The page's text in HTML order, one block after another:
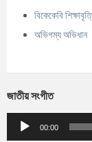
বিকেকেবি
অভিগম্য অভিধান
জাতীয় সংগীত
Audio
Player
00:00